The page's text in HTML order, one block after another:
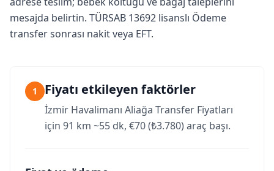
mesajda belirtin. TÜRSAB 13692 lisanslı Ödeme
transfer sonrası nakit veya EFT.
1 Fiyatı etkileyen faktörler
İzmir Havalimanı Aliağa Transfer Fiyatları
için 91 km ~55 dk, €70 (₺3.780) araç başı.